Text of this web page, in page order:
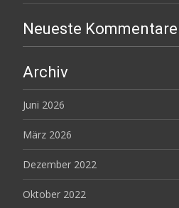
Neueste Kommentare
Archiv
Juni 2026
März 2026
Dezember 2022
Oktober 2022